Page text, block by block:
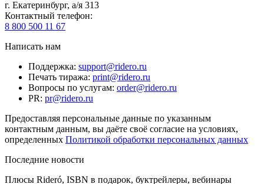
г. Екатеринбург, а/я 313
Контактный телефон:
8 800 500 11 67
Написать нам
Поддержка: support@ridero.ru
Печать тиража: print@ridero.ru
Вопросы по услугам: order@ridero.ru
PR: pr@ridero.ru
Предоставляя персональные данные по указанным
контактным данным, вы даёте своё согласие на условиях,
определенных Политикой обработки персональных данных
Последние новости
Плюсы Rideró, ISBN в подарок, буктрейлеры, вебинары